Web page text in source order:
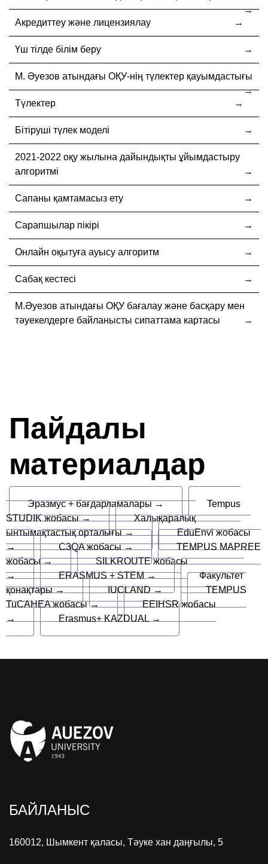
Акредиттеу және лицензиялау
Үш тілде білім беру
М. Әуезов атындағы ОҚУ-нің түлектер қауымдастығы
Түлектер
Бітіруші түлек моделі
2021-2022 оқу жылына дайындықты ұйымдастыру
алгоритмі
Сапаны қамтамасыз ету
Сарапшылар пікірі
Онлайн оқытуға ауысу алгоритм
Сабақ кестесі
М.Әуезов атындағы ОҚУ бағалау және басқару мен
тәуекелдерге байланысты сипаттама картасы
Пайдалы
материалдар
Эразмус + бағдарламалары →
Tempus
STUDIK жобасы →
Халықаралық
ынтымақтастық орталығы →
EduEnvi жобасы
→
C3QA жобасы →
TEMPUS MAPREE
жобасы →
SILKROUTE жобасы
→
ERASMUS + STEM →
Факультет
қонақтары →
IUCLAND →
TEMPUS
TuCAHEA жобасы →
EEIHSR жобасы
→
Erasmus+ KAZDUAL →
БАЙЛАНЫС
160012, Шымкент қаласы, Тәуке хан даңғылы, 5